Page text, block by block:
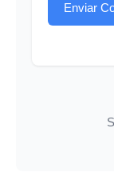
Enviar